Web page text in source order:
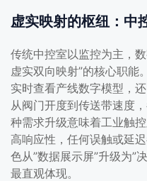
虚实映射的枢纽：中
传统中控室以监控为主，
虚实双向映射”的核心职能
实时查看产线数字模型，
从阀门开度到传送带速度
种需求升级意味着工业触
高响应性，任何误触或延
色从”数据展示屏”升级为”
最直观体现。